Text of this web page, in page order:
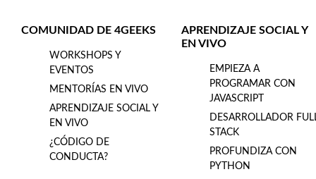
COMUNIDAD DE 4GEEKS
WORKSHOPS Y
EVENTOS
MENTORÍAS EN VIVO
APRENDIZAJE SOCIAL Y
EN VIVO
¿CÓDIGO DE
CONDUCTA?
APRENDIZAJE SOCIAL Y
EN VIVO
EMPIEZA A
PROGRAMAR CON
JAVASCRIPT
DESARROLLADOR
STACK
PROFUNDIZA CON
PYTHON